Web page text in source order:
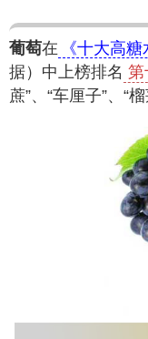
葡萄在 《十大高糖
据）中上榜排名 第
蔗”、“车厘子”、“榴